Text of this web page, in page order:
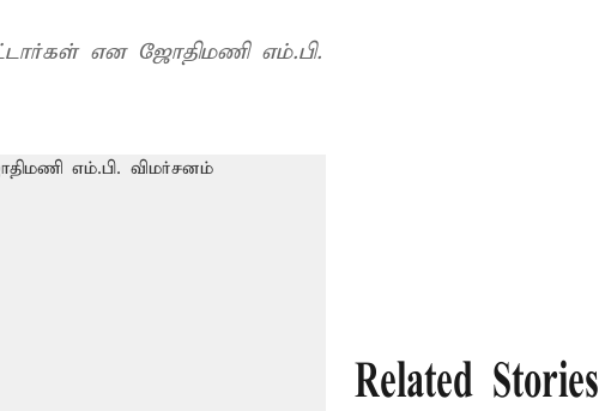
என ஜோதிமணி எம்.பி.
Related Stories